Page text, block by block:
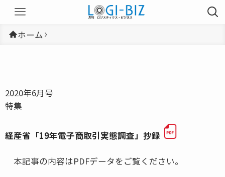
ホーム
2020年6月号
特集
経産省「19年電子商取引実態調査」抄録
本記事の内容はPDFデータをご覧ください。